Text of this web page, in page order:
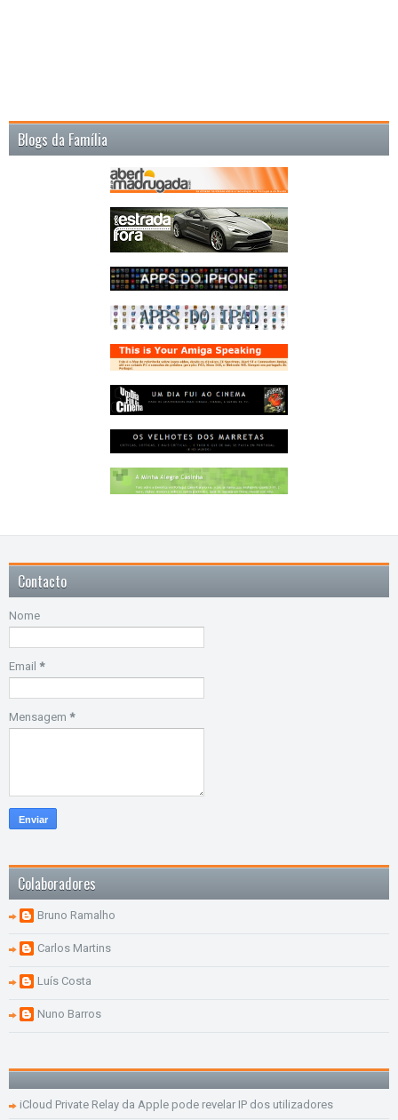
Blogs da Família
Contacto
Nome
Email *
Mensagem *
Colaboradores
Bruno Ramalho
Carlos Martins
Luís Costa
Nuno Barros
iCloud Private Relay da Apple pode revelar IP dos utilizadores